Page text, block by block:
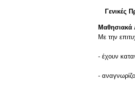
Γενικές
Μαθησιακά
Με την
- έχουν
-